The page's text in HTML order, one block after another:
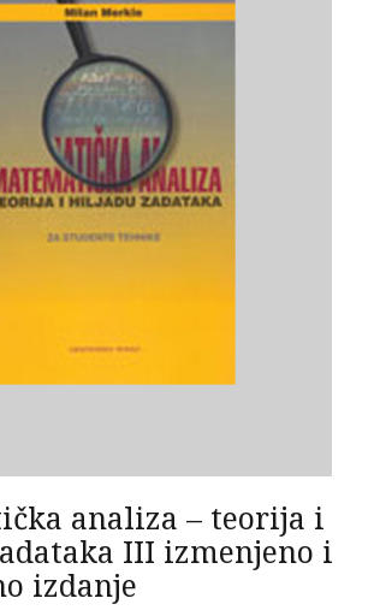
analiza – teorija i
III izmenjeno i
izdanje